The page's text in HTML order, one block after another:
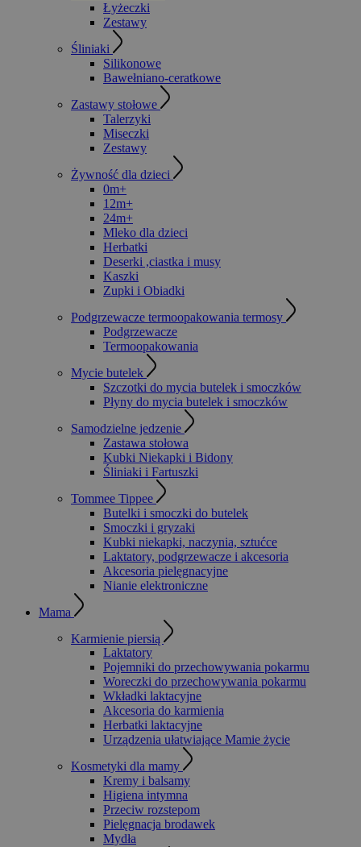
Łyżeczki
Zestawy
Śliniaki
Silikonowe
Bawełniano-ceratkowe
Zastawy stołowe
Talerzyki
Miseczki
Zestawy
Żywność dla dzieci
0m+
12m+
24m+
Mleko dla dzieci
Herbatki
Deserki ,ciastka i musy
Kaszki
Zupki i Obiadki
Podgrzewacze termoopakowania termosy
Podgrzewacze
Termoopakowania
Mycie butelek
Szczotki do mycia butelek i smoczków
Płyny do mycia butelek i smoczków
Samodzielne jedzenie
Zastawa stołowa
Kubki Niekapki i Bidony
Śliniaki i Fartuszki
Tommee Tippee
Butelki i smoczki do butelek
Smoczki i gryzaki
Kubki niekapki, naczynia, sztućce
Laktatory, podgrzewacze i akcesoria
Akcesoria pielęgnacyjne
Nianie elektroniczne
Mama
Karmienie piersią
Laktatory
Pojemniki do przechowywania pokarmu
Woreczki do przechowywania pokarmu
Wkładki laktacyjne
Akcesoria do karmienia
Herbatki laktacyjne
Urządzenia ułatwiające Mamie życie
Kosmetyki dla mamy
Kremy i balsamy
Higiena intymna
Przeciw rozstepom
Pielęgnacja brodawek
Mydła